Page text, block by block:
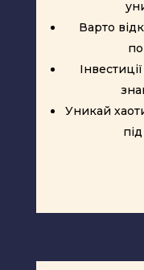
Варто
Уникай